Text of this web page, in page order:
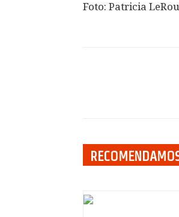
Foto: Patricia